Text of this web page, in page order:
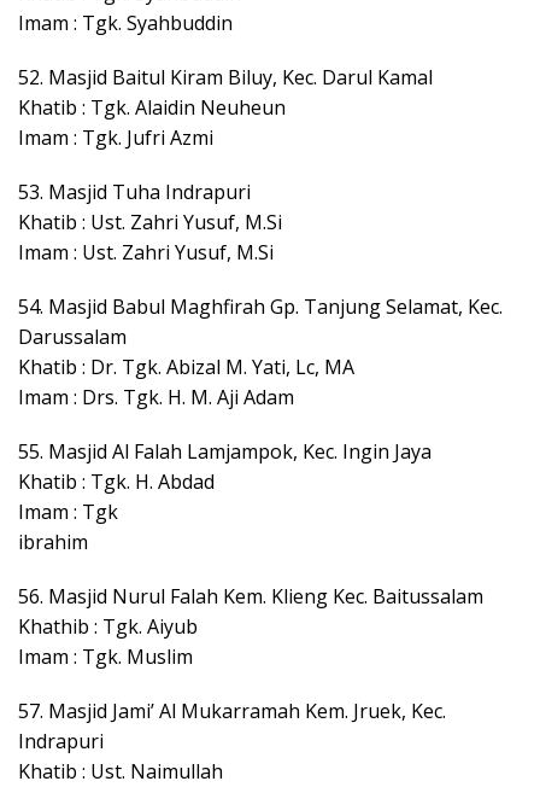
Imam : Tgk. Syahbuddin
52. Masjid Baitul Kiram Biluy, Kec. Darul Kamal
Khatib : Tgk. Alaidin Neuheun
Imam : Tgk. Jufri Azmi
53. Masjid Tuha Indrapuri
Khatib : Ust. Zahri Yusuf, M.Si
Imam : Ust. Zahri Yusuf, M.Si
54. Masjid Babul Maghfirah Gp. Tanjung Selamat, Kec.
Darussalam
Khatib : Dr. Tgk. Abizal M. Yati, Lc, MA
Imam : Drs. Tgk. H. M. Aji Adam
55. Masjid Al Falah Lamjampok, Kec. Ingin Jaya
Khatib : Tgk. H. Abdad
Imam : Tgk
ibrahim
56. Masjid Nurul Falah Kem. Klieng Kec. Baitussalam
Khathib : Tgk. Aiyub
Imam : Tgk. Muslim
57. Masjid Jami’ Al Mukarramah Kem. Jruek, Kec.
Indrapuri
Khatib : Ust. Naimullah